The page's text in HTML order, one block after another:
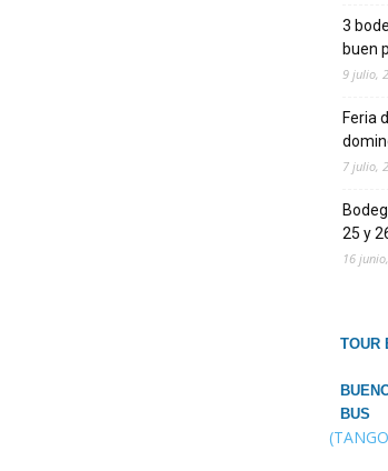
3
buen
9 julio,
Feria
7 julio,
25 y
16
TOUR
BUS